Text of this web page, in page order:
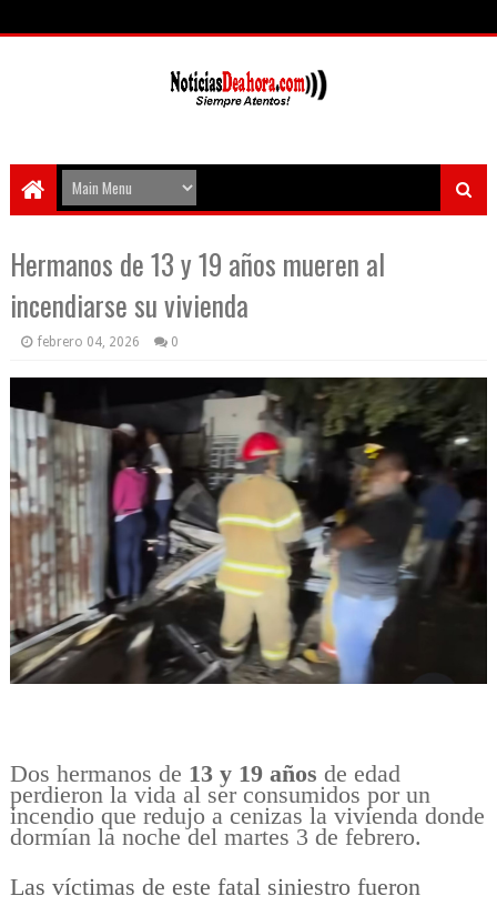
Hermanos de 13 y 19 años mueren al
incendiarse su vivienda
febrero 04, 2026 0
Dos hermanos de 13 y 19 años de edad
perdieron la vida al ser consumidos por un
incendio que redujo a cenizas la vivienda donde
dormían la noche del martes 3 de febrero.
Las víctimas de este fatal siniestro fueron